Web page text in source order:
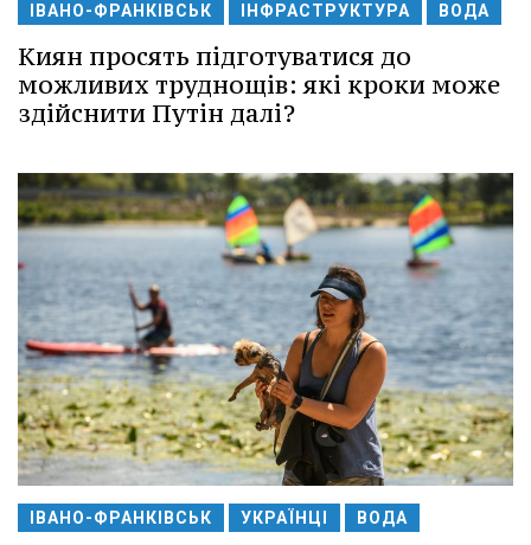
ІВАНО-ФРАНКІВСЬК ІНФРАСТРУКТУРА ВОДА
Киян просять підготуватися до
можливих труднощів: які кроки може
здійснити Путін далі?
ІВАНО-ФРАНКІВСЬК УКРАЇНЦІ ВОДА